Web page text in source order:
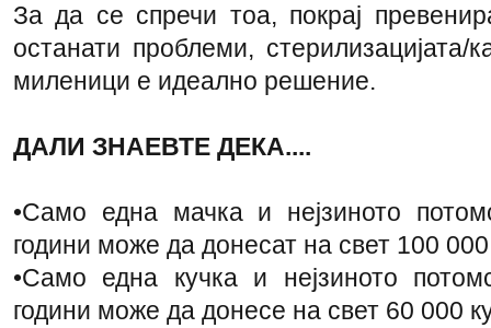
За да се спречи тоа, покрај
останати проблеми, стерилизацијата/
миленици е идеално решение.
ДАЛИ ЗНАЕВТЕ ДЕКА....
•Само една мачка и нејзиното
години може да донесат на свет 100
•Само една кучка и нејзиното
години може да донесе на свет 60 000